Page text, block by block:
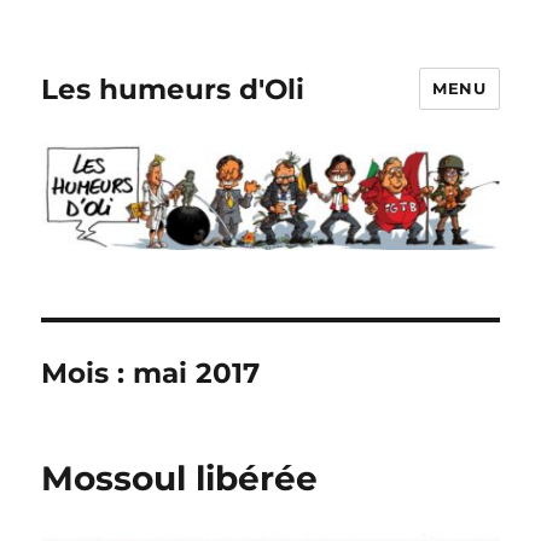
Les humeurs d'Oli MENU
Mois : mai 2017
Mossoul libérée